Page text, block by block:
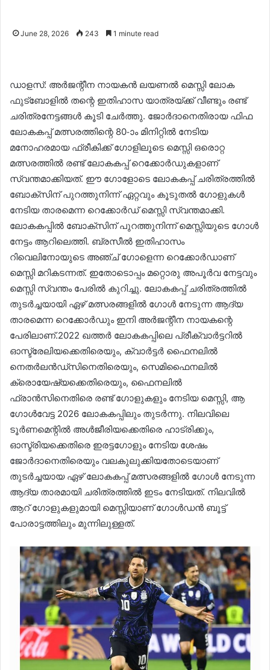
June 28, 2026 243 1 minute read
ഡാളസ്: അർജന്റീന നായകൻ ലയണൽ മെസ്സി ലോക
ഫുട്ബോളിൽ തന്റെ ഇതിഹാസ യാത്രയ്ക്ക് വീണ്ടും രണ്ട്
ചരിത്രനേട്ടങ്ങൾ കൂടി ചേർത്തു. ജോർദാനെതിരായ ഫിഫ
ലോകകപ്പ് മത്സരത്തിന്റെ 80-ാം മിനിറ്റിൽ നേടിയ
മനോഹരമായ ഫ്രീകിക്ക് ഗോളിലൂടെ മെസ്സി ഒരൊറ്റ
മത്സരത്തിൽ രണ്ട് ലോകകപ്പ് റെക്കോർഡുകളാണ്
സ്വന്തമാക്കിയത്. ഈ ഗോളോടെ ലോകകപ്പ് ചരിത്രത്തിൽ
ബോക്‌സിന് പുറത്തുനിന്ന് ഏറ്റവും കൂടുതൽ ഗോളുകൾ
നേടിയ താരമെന്ന റെക്കോർഡ് മെസ്സി സ്വന്തമാക്കി.
ലോകകപ്പിൽ ബോക്‌സിന് പുറത്തുനിന്ന് മെസ്സിയുടെ ഗോൾ
നേട്ടം ആറിലെത്തി. ബ്രസീൽ ഇതിഹാസം
റിവെലിനോയുടെ അഞ്ച് ഗോളെന്ന റെക്കോർഡാണ്
മെസ്സി മറികടന്നത്. ഇതോടൊപ്പം മറ്റൊരു അപൂർവ നേട്ടവും
മെസ്സി സ്വന്തം പേരിൽ കുറിച്ചു. ലോകകപ്പ് ചരിത്രത്തിൽ
തുടർച്ചയായി ഏഴ് മത്സരങ്ങളിൽ ഗോൾ നേടുന്ന ആദ്യ
താരമെന്ന റെക്കോർഡും ഇനി അർജന്റീന നായകന്റെ
പേരിലാണ്.2022 ഖത്തർ ലോകകപ്പിലെ പ്രീക്വാർട്ടറിൽ
ഓസ്ട്രേലിയക്കെതിരെയും, ക്വാർട്ടർ ഫൈനലിൽ
നെതർലൻഡ്സിനെതിരെയും, സെമിഫൈനലിൽ
ക്രൊയേഷ്യക്കെതിരെയും, ഫൈനലിൽ
ഫ്രാൻസിനെതിരെ രണ്ട് ഗോളുകളും നേടിയ മെസ്സി, ആ
ഗോൾവേട്ട 2026 ലോകകപ്പിലും തുടർന്നു. നിലവിലെ
ടൂർണമെന്റിൽ അൾജീരിയക്കെതിരെ ഹാട്രിക്കും,
ഓസ്ട്രിയക്കെതിരെ ഇരട്ടഗോളും നേടിയ ശേഷം
ജോർദാനെതിരെയും വലകുലുക്കിയതോടെയാണ്
തുടർച്ചയായ ഏഴ് ലോകകപ്പ് മത്സരങ്ങളിൽ ഗോൾ നേടുന്ന
ആദ്യ താരമായി ചരിത്രത്തിൽ ഇടം നേടിയത്. നിലവിൽ
ആറ് ഗോളുകളുമായി മെസ്സിയാണ് ഗോൾഡൻ ബൂട്ട്
പോരാട്ടത്തിലും മുന്നിലുള്ളത്.